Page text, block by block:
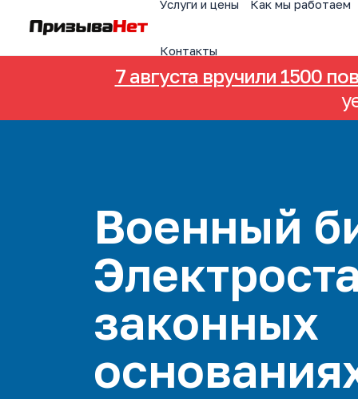
Услуги и цены Как мы работаем
Контакты
7 августа вручили 1500
Военный
законных